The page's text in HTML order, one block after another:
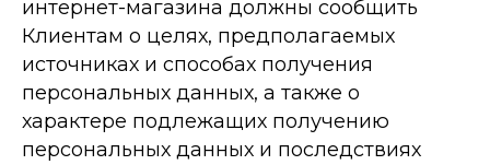
интернет-­магазина должны сообщить
Клиентам о целях, предполагаемых
источниках и способах получения
персональных данных, а также о
характере подлежащих получению
персональных данных и последствиях